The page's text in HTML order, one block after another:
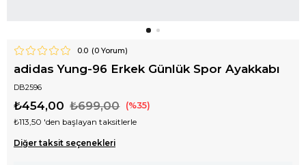
0.0 (0Yorum)
adidas Yung-96 Erkek Günlük Spor Ayakkabı
DB2596
₺699,00
₺454,00 35
₺113,50 'den başlayan taksitlerle
Diğer taksit seçenekleri